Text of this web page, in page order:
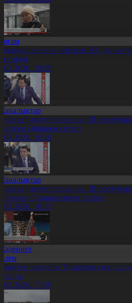
арнайы рейспен 200-ден
19:55
депутаттарының ІІІ
Әбішпен сұхбат
18:18
депутаттарының ІІІ
Отыншиевпен сұхбат
18:15
қыздары Татарстандағы
17:39